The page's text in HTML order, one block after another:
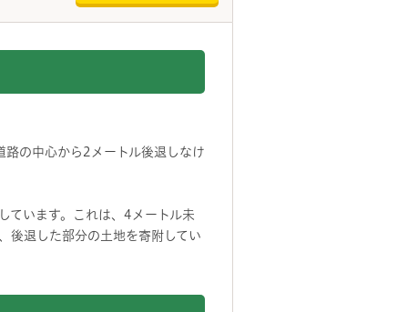
の中心から2メートル後退しなけ
います。これは、4メートル未
後退した部分の土地を寄附してい